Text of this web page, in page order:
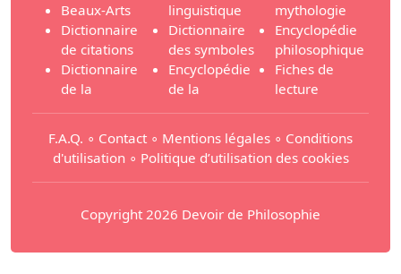
Beaux-Arts
Dictionnaire
de citations
Dictionnaire
de la
linguistique
Dictionnaire
des symboles
Encyclopédie
de la
mythologie
Encyclopédie
philosophique
Fiches de
lecture
F.A.Q. ∘ Contact ∘ Mentions légales ∘ Conditions
d'utilisation∘ Politique d’utilisation des cookies
Copyright 2026 Devoir de Philosophie